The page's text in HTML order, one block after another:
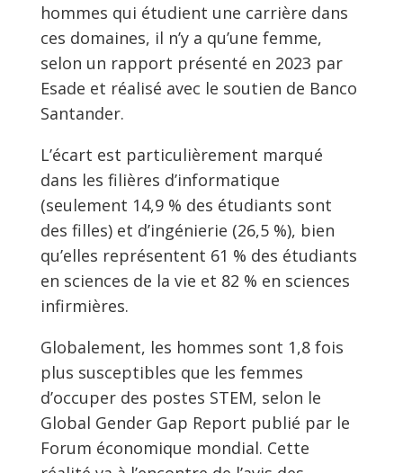
hommes qui étudient une carrière dans
ces domaines, il n’y a qu’une femme,
selon un rapport présenté en 2023 par
Esade et réalisé avec le soutien de Banco
Santander.
L’écart est particulièrement marqué
dans les filières d’informatique
(seulement 14,9 % des étudiants sont
des filles) et d’ingénierie (26,5 %), bien
qu’elles représentent 61 % des étudiants
en sciences de la vie et 82 % en sciences
infirmières.
Globalement, les hommes sont 1,8 fois
plus susceptibles que les femmes
d’occuper des postes STEM, selon le
Global Gender Gap Report publié par le
Forum économique mondial. Cette